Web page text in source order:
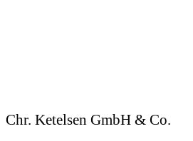
Chr. Ketelsen GmbH & Co.